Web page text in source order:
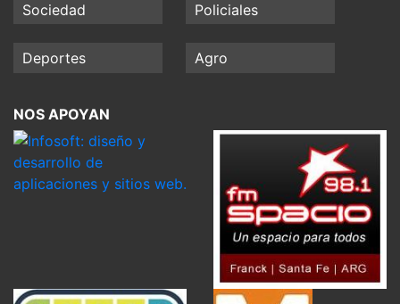
Sociedad Policiales
Deportes Agro
NOS APOYAN